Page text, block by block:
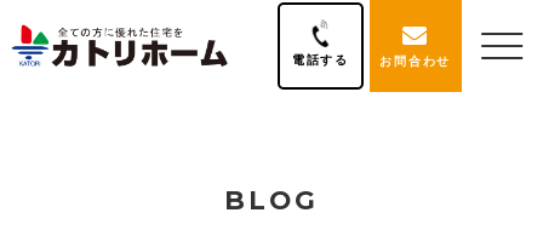
電話する お問合わせ
BLOG